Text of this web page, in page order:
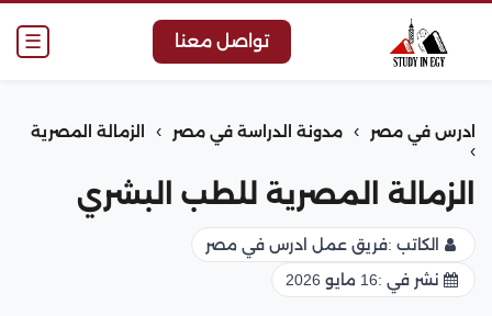
☰ تواصل معنا
ادرس في مصر › مدونة الدراسة في مصر › الزمالة المصرية
›
الزمالة المصرية للطب البشري
الكاتب :فريق عمل ادرس في مصر
نشر في :16 مايو 2026